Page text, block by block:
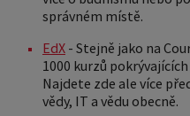
správném místě.
EdX - Stejně jako na
1000 kurzů
Najdete zde ale více
vědy, IT a vědu obecně.